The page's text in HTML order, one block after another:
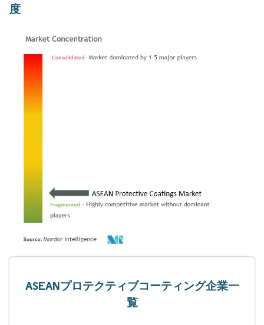
度
ASEANプロテクティブコーティング企業一
覧